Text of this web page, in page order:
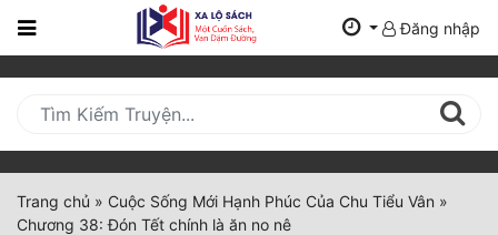
Trang
Mới
Cập
Nhật
(current)
Đăng nhập
Trang chủ » Cuộc Sống Mới Hạnh Phúc Của Chu Tiểu Vân »
Chương 38: Đón Tết chính là ăn no nê